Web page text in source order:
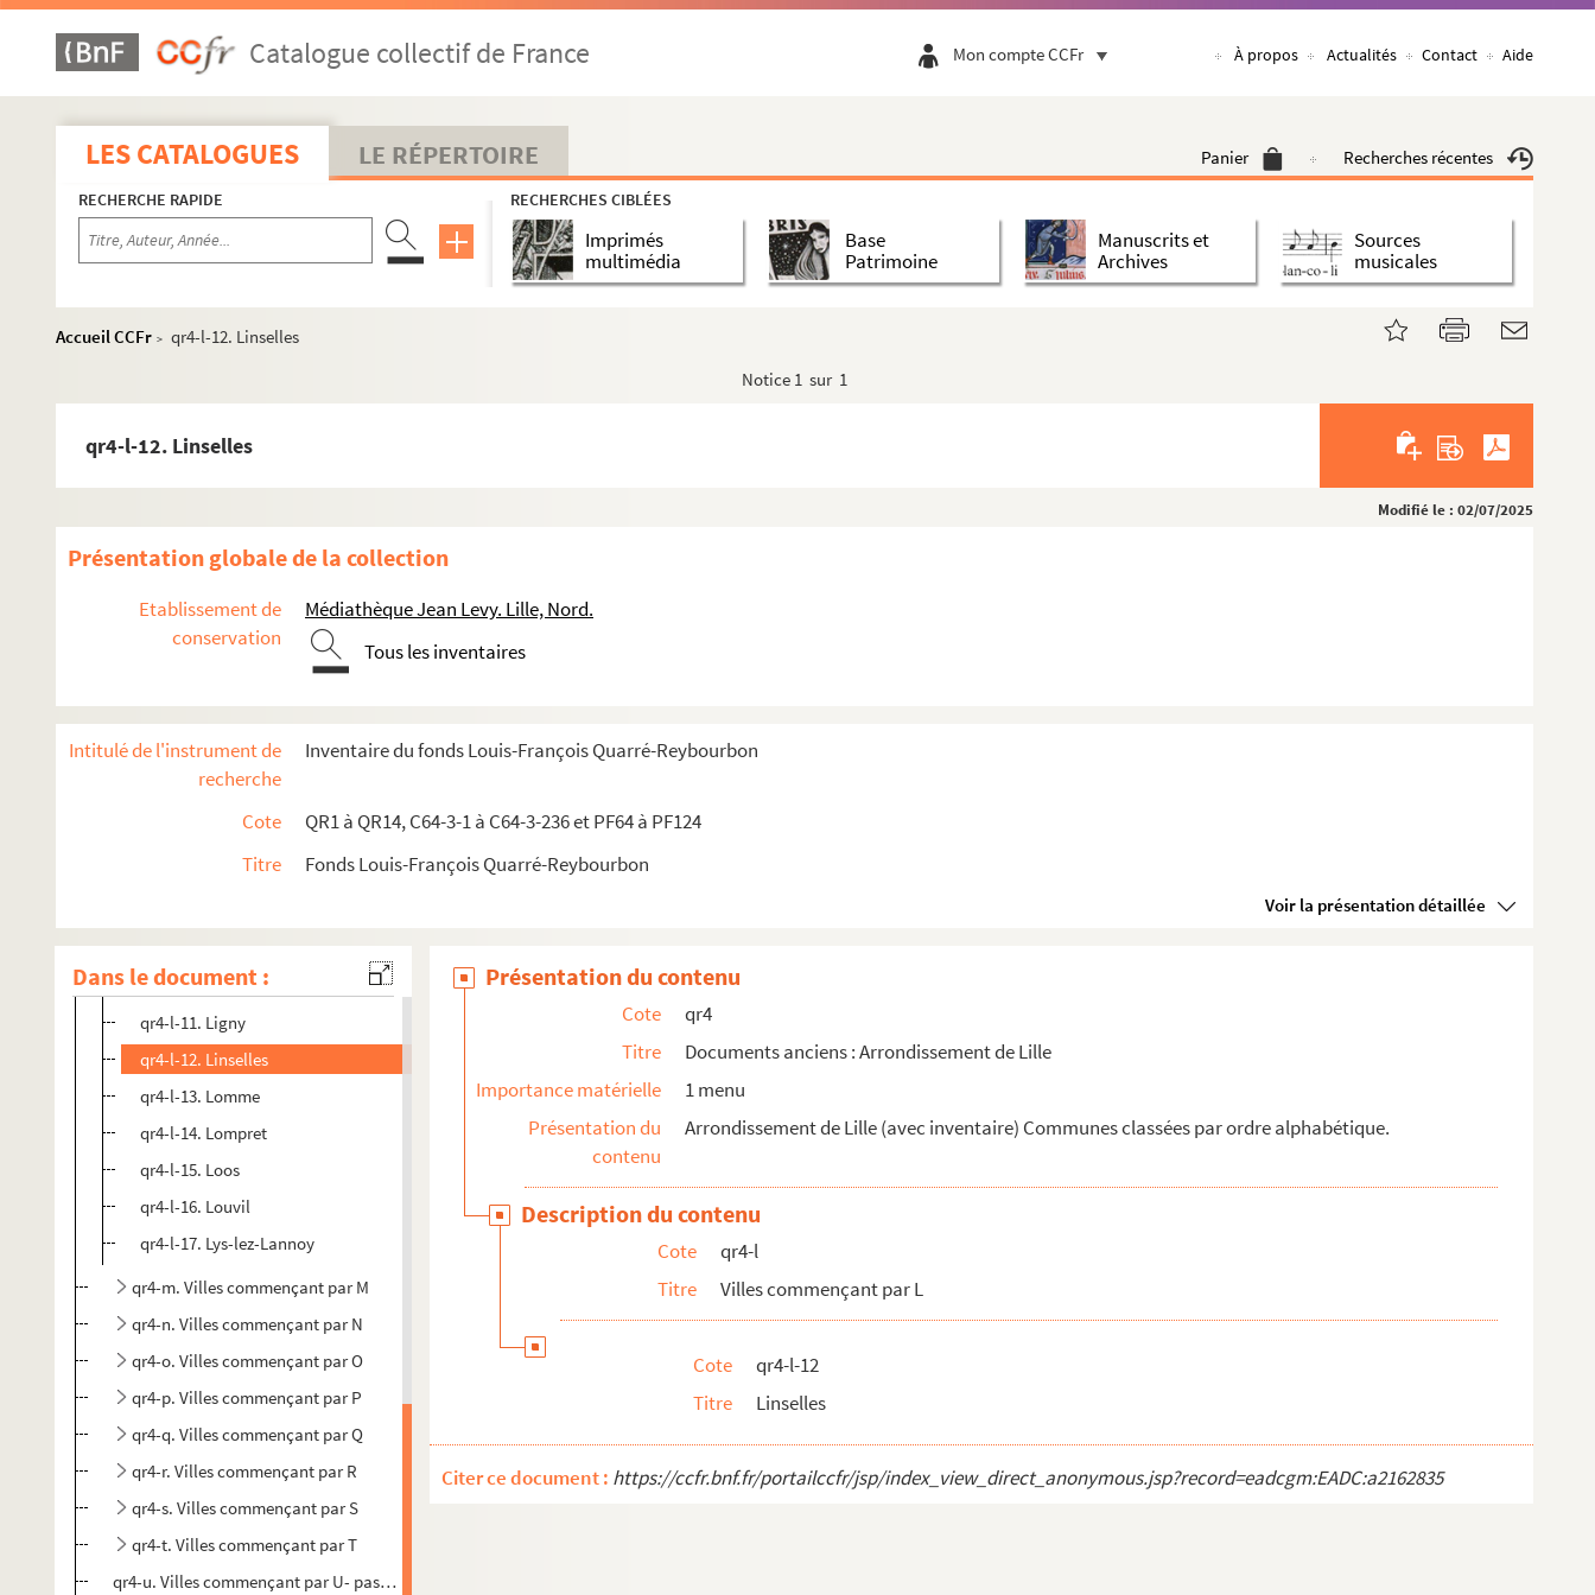
Catalogue collectif de France Mon compte CCFr À propos Actualités Contact Aide
LES CATALOGUES LE RÉPERTOIRE Panier Recherches récentes
RECHERCHE RAPIDE RECHERCHES CIBLÉES
Imprimés
multimédia
Base
Patrimoine
Manuscrits et
Archives
Sources
musicales
Accueil CCFr > qr4-l-12. Linselles
Notice 1 sur 1
qr4-l-12. Linselles
Modifié le : 02/07/2025
Présentation globale de la collection
Etablissement de
conservation
Médiathèque Jean Levy. Lille, Nord.
Tous les inventaires
Intitulé de l'instrument de
recherche
Inventaire du fonds Louis-François Quarré-Reybourbon
Cote
QR1 à QR14, C64-3-1 à C64-3-236 et PF64 à PF124
Titre
Fonds Louis-François Quarré-Reybourbon
Voir la présentation détaillée
Dans le document :
qr9. Documents divers
qr11. Factum issus du Don rombaut
qr4. Documents anciens : Arrondissement de Lille
qr4-aa. Inventaire manuscrit de l’ensemble QR4
qr4-a. Villes commençant par A
qr4-b. Villes commençant par B
qr4-e. Villes commençant par E
qr4-k. Villes commençant par K- pas de documents
qr4-l. Villes commençant par L
qr4-l-3. Lambersart
qr4-l-4. Landas
qr4-l-9. Lesquin
qr4-l-10. Lezennes
qr4-l-11. Ligny
qr4-l-12. Linselles
qr4-l-13. Lomme
qr4-l-14. Lompret
qr4-l-15. Loos
qr4-l-16. Louvil
qr4-l-17. Lys-lez-Lannoy
qr4-m. Villes commençant par M
qr4-n. Villes commençant par N
qr4-o. Villes commençant par O
qr4-p. Villes commençant par P
qr4-q. Villes commençant par Q
qr4-r. Villes commençant par R
qr4-s. Villes commençant par S
qr4-t. Villes commençant par T
qr4-u. Villes commençant par U- pas de documents
Présentation du contenu
Cote
qr4
Titre
Documents anciens : Arrondissement de Lille
Importance matérielle
1 menu
Présentation du
contenu
Arrondissement de Lille (avec inventaire) Communes classées par ordre alphabétique.
Description du contenu
Cote
qr4-l
Titre
Villes commençant par L
Cote
qr4-l-12
Titre
Linselles
Citer ce document : https://ccfr.bnf.fr/portailccfr/jsp/index_view_direct_anonymous.jsp?record=eadcgm:EADC:a2162835